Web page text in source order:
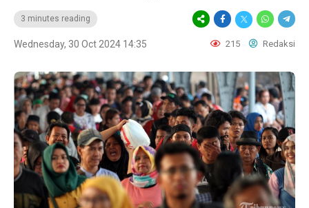
3 minutes reading
Wednesday, 30 Oct 2024 14:35 215 Redaksi